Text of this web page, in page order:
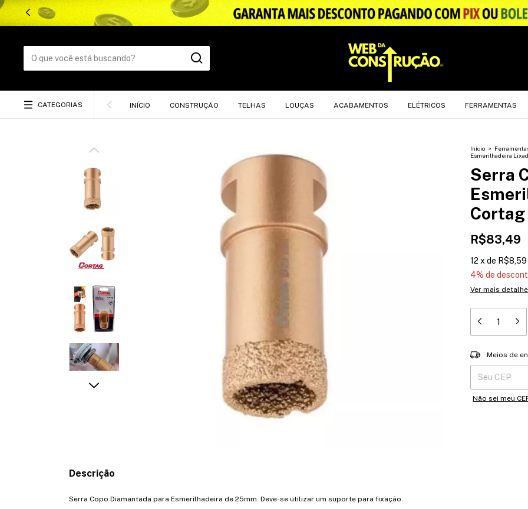
.
CATEGORIAS INÍCIO CONSTRUÇÃO TELHAS LOUÇAS ACABAMENTOS ELÉTRICOS FERRAMENTAS
Início >
Esmerilhadeira
Serra
R$83,49
12 x de R$8,59
4% de
Ver mais
Entregas para o
Meios de
Não sei meu
Descrição
Serra Copo Diamantada para Esmerilhadeira de 25mm. Deve-se utilizar um suporte para fixação.